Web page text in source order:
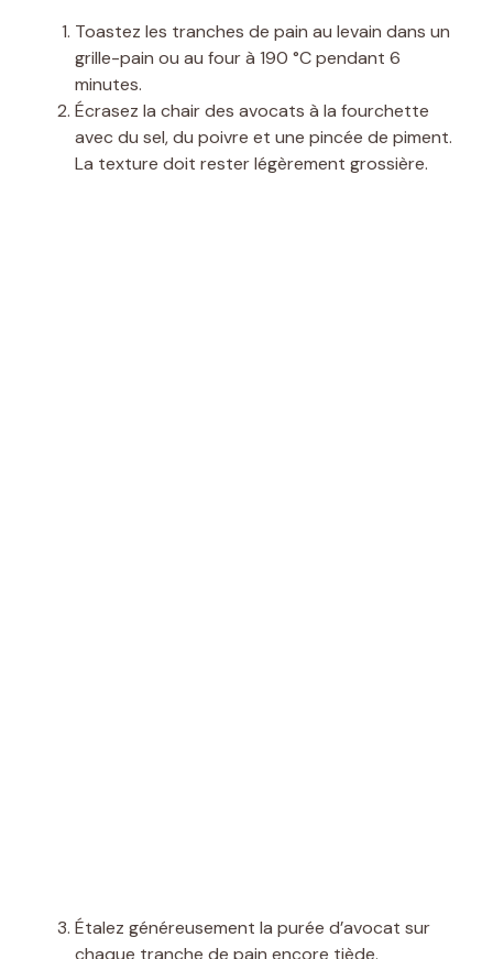
Toastez les tranches de pain au levain dans un
grille-pain ou au four à 190 °C pendant 6
minutes.
Écrasez la chair des avocats à la fourchette
avec du sel, du poivre et une pincée de piment.
La texture doit rester légèrement grossière.
Étalez généreusement la purée d’avocat sur
chaque tranche de pain encore tiède.